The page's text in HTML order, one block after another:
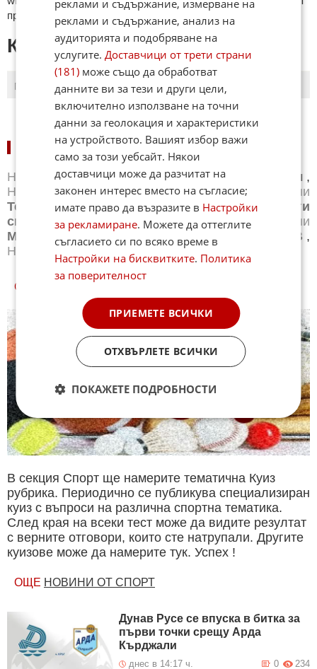
премахнати.
КОМЕНТАРИ КЪМ СТАТИЯТА
ПОСЛЕДНИ ПЪРВИ
НОВИНИ ПО СПОРТОВЕ:
Новини Бг футбол ,Новини Световен футбол ,
Новини
Баскетбол ,Новини Волейбол
Новини
Тенис
,Новини Бойни спортове ,Новини
Други
спортове ,Новини Лека атлетика ,
Новини
Моторни спортове
Спортът по ТВ ,
Новини
Зимни спортове
СПОРТ КУИЗОВЕ
В секция Спорт ще намерите тематична Куиз
рубрика. Периодично се публикува специализиран
куиз с въпроси на различна спортна тематика.
След края на всеки тест може да видите резултат
с верните отговори, които сте натрупали. Другите
куизове може да намерите тук. Успех !
ОЩЕ НОВИНИ ОТ СПОРТ
Дунав Русе се впуска в битка за
първи точки срещу Арда
Кърджали
днес в 14:17 ч. 234
0
реклами и съдържание, измерване на
реклами и съдържание, анализ на
аудиторията и подобряване на
услугите.Доставчици от трети страни
(181) може също да обработват
данните ви за тези и други цели,
включително използване на точни
данни за геолокация и характеристики
на устройството. Вашият избор важи
само за този уебсайт. Някои
доставчици може да разчитат на
законен интерес вместо на съгласие;
имате право да възразите в Настройки
за рекламиране. Можете да оттеглите
съгласието си по всяко време в
Настройки на бисквитките. Политика
за поверителност
ПРИЕМЕТЕ ВСИЧКИ
ОТХВЪРЛЕТЕ ВСИЧКИ
ПОКАЖЕТЕ ПОДРОБНОСТИ